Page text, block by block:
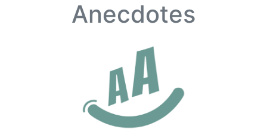
Anecdotes